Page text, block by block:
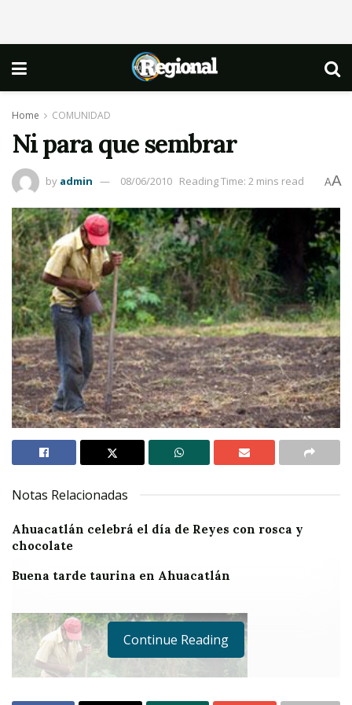
Home COMUNIDAD
Ni para que sembrar
by admin 08/06/2010 Reading Time: 2 mins read AA
Notas Relacionadas
Ahuacatlán celebrá el día de Reyes con rosca y
chocolate
Buena tarde taurina en Ahuacatlán
Continue Reading